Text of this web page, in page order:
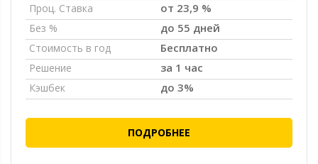
Проц. Ставка от 23,9 %
Без % до 55 дней
Стоимость в год Бесплатно
Решение за 1 час
Кэшбек до 3%
ПОДРОБНЕЕ